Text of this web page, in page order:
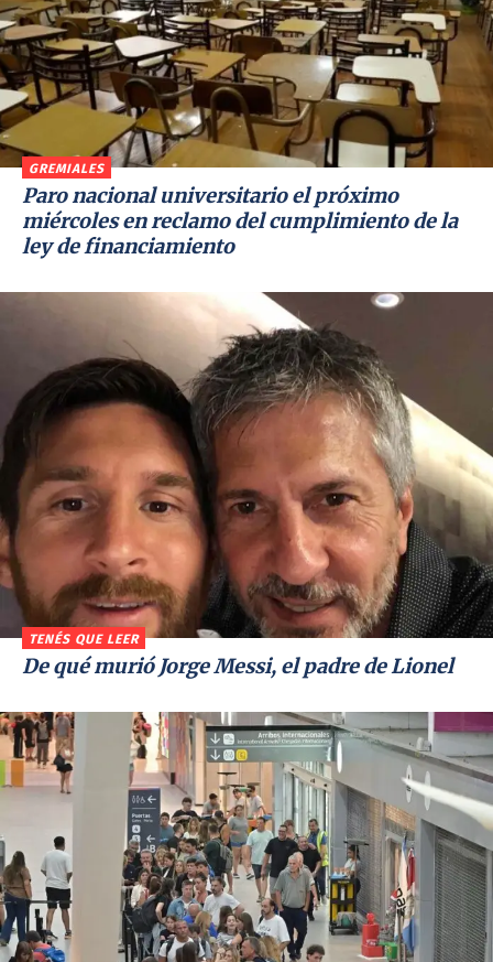
GREMIALES
Paro nacional universitario el próximo
miércoles en reclamo del cumplimiento de la
ley de financiamiento
TENÉS QUE LEER
De qué murió Jorge Messi, el padre de Lionel